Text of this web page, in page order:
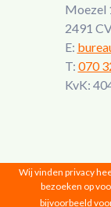
Moezel
2491
E:
T: 070
KvK:
Vrouwen
Wij vinden privacy
bezoeken op
bijvoorbeeld